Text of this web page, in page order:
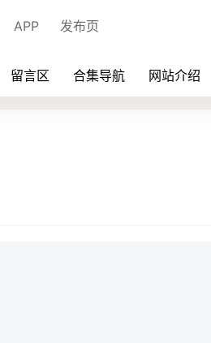
APP 发布页
留言区 合集导航 网站介绍